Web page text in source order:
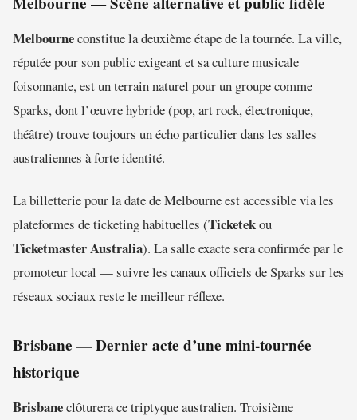
Melbourneconstitue la deuxième étape de la tournée. La ville,
réputée pour son public exigeant et sa culture musicale
foisonnante, est un terrain naturel pour un groupe comme
Sparks, dont l’œuvre hybride (pop, art rock, électronique,
théâtre) trouve toujours un écho particulier dans les salles
australiennes à forte identité.
La billetterie pour la date de Melbourne est accessible via les
plateformes de ticketing habituelles (Ticketekou
Ticketmaster Australia). La salle exacte sera confirmée par le
promoteur local — suivre les canaux officiels de Sparks sur les
réseaux sociaux reste le meilleur réflexe.
Brisbane — Dernier acte d’une mini-tournée
historique
Brisbaneclôturera ce triptyque australien. Troisième